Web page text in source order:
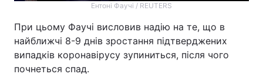
Ентоні Фаучі / REUTERS
При цьому Фаучі висловив надію на те, що в
найближчі 8-9 днів зростання підтверджених
випадків коронавірусу зупиниться, після чого
почнеться спад.